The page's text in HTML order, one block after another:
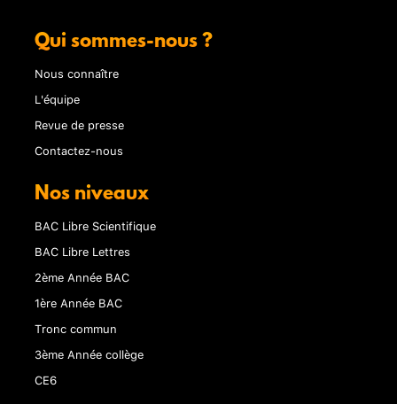
Qui sommes-nous ?
Nous connaître
L'équipe
Revue de presse
Contactez-nous
Nos niveaux
BAC Libre Scientifique
BAC Libre Lettres
2ème Année BAC
1ère Année BAC
Tronc commun
3ème Année collège
CE6